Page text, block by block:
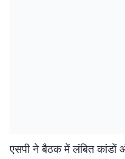
एसपी ने बैठक में लंबित कांडों